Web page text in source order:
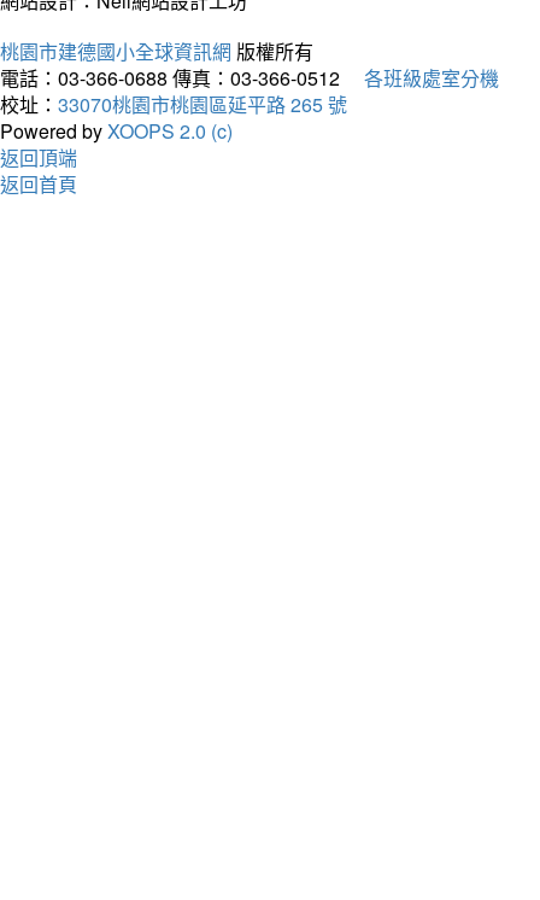
桃園市建德國小全球資訊網 版權所有
電話：03-366-0688 傳真：03-366-0512
各班級處室分機
校址： 33070桃園市桃園區延平路 265 號
Powered byXOOPS 2.0 (c)
返回頂端
返回首頁